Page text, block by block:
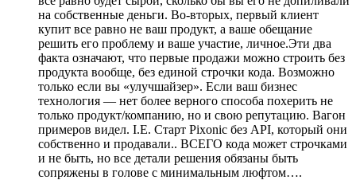
на собственные деньги. Во-вторых, первый клиент
купит все равно не ваш продукт, а ваше обещание
решить его проблему и ваше участие, личное.Эти два
факта означают, что первые продажи можно строить без
продукта вообще, без единой строчки кода. Возможно
только если вы «улучшайзер». Если ваш бизнес
технология — нет более верного способа похерить не
только продукт/компанию, но и свою репутацию. Вагон
примеров видел. I.E. Старт Pixonic без API, который они
собственно и продавали.. ВСЕГО кода может строчками
и не быть, но все детали решения обязаны быть
сопряжены в голове с минимальным люфтом….